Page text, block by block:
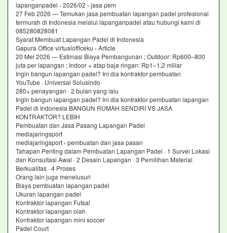
lapanganpadel › 2026/02 › jasa pem
27 Feb 2026 — Temukan jasa pembuatan lapangan padel profesional
termurah di Indonesia melalui lapanganpadel atau hubungi kami di
085280828081
Syarat Membuat Lapangan Padel di Indonesia
Gapura Office virtualofficeku › Article
20 Mei 2026 — Estimasi Biaya Pembangunan ; Outdoor: Rp600–800
juta per lapangan ; Indoor + atap baja ringan: Rp1–1,2 miliar
Ingin bangun lapangan padel? Ini dia kontraktor pembuatan
YouTube · Universal Solusindo
280+ penayangan · 2 bulan yang lalu
Ingin bangun lapangan padel? Ini dia kontraktor pembuatan lapangan
Padel di Indonesia BANGUN RUMAH SENDIRI VS JASA
KONTRAKTOR? LEBIH
Pembuatan dan Jasa Pasang Lapangan Padel
mediajaringsport
mediajaringsport › pembuatan dan jasa pasan
Tahapan Penting dalam Pembuatan Lapangan Padel · 1 Survei Lokasi
dan Konsultasi Awal · 2 Desain Lapangan · 3 Pemilihan Material
Berkualitas · 4 Proses
Orang lain juga menelusuri
Biaya pembuatan lapangan padel
Ukuran lapangan padel
Kontraktor lapangan Futsal
Kontraktor lapangan olah
Kontraktor lapangan mini soccer
Padel Court